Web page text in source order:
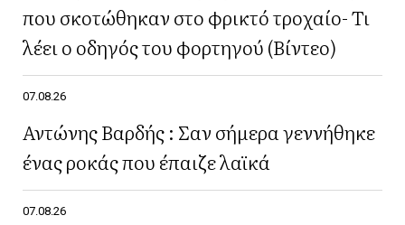
που σκοτώθηκαν στο φρικτό τροχαίο- Τι
λέει ο οδηγός του φορτηγού (Βίντεο)
07.08.26
Αντώνης Βαρδής : Σαν σήμερα γεννήθηκε
ένας ροκάς που έπαιζε λαϊκά
07.08.26